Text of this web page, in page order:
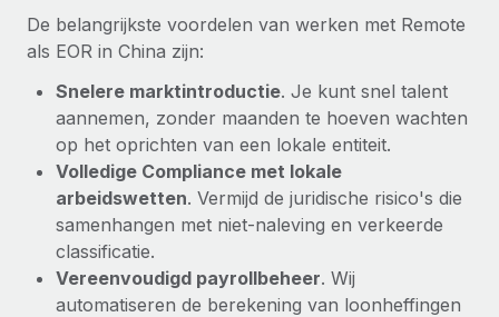
De belangrijkste voordelen van werken met Remote
als EOR in China zijn:
Snelere marktintroductie. Je kunt snel talent
aannemen, zonder maanden te hoeven wachten
op het oprichten van een lokale entiteit.
Volledige Compliance met lokale
arbeidswetten. Vermijd de juridische risico's die
samenhangen met niet-naleving en verkeerde
classificatie.
Vereenvoudigd payrollbeheer. Wij
automatiseren de berekening van loonheffingen